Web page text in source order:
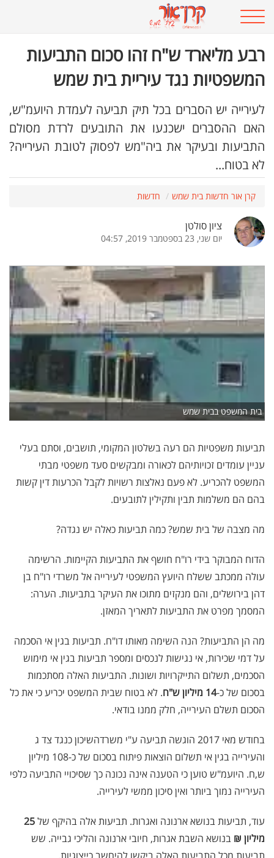
רבע מליארד ש"ח זהו סכום התביעות
המשפטיות נגד עיריית בית שמש
לעירייה יש הסברים בכל תיק תביעה לעמדת היועמ"ש,
האם ההסברים ישכנעו את התובעים לרדת מסולם
התביעות ובעיקר את ביה"מש לפסוק לטובת העירייה?
לא בטוח...
קרן אור חדשות בית שמש חדשות
ציון סולטן
יום שני, 23 בספטמבר 2019, 04:57
בית המשפט בבית שמש
תביעות משפטיות הם רעה בשלטון המקומי, תושבים, וסתם בעלי
עניין עומדים זכויותיהם לכאורה ומבקשים סעד משפטי מבתי
המשפט להכריע. לא פעם נאלצות רשויות לקבל הכרעות דין קשות
בהם הם משלמות תבין ותקילין לתובעים.
מה מצבה של בית שמש? כמה תביעות כאלה יש נגדה?
הדוח המבוקר בידי רו"ח חושף את התביעות הקיימות. הרשימה
עולה ממכתב ששלח היועץ המשפטי לעירייה אל משרדי רו"ח בן
דהן בירושלים, והם מנקזים מתוכו את העיקר בתביעות. הערה:
המסמך מפרט את התביעות לתאריך המאזן.
מה הן התביעות? הנה השימה מאותו דו"ח. תביעות בגין אי הסכמה
על דמי שכירות, אי נגישות לנכסים ומספר תביעות בגין אי מימוש
הסכמים, תשלום התייקרויות ושונות. התביעות האלה מסתכמות
בסכום של כ-14 מיליון ש"ח
. לא בטוח שבית המשפט יכריע כי את כל
הסכום תשלם העירייה, חלק ממנו בודאי.
בחודש מאי 2017 הוגשה תביעה ע"י משרדהשיכון כנגד צד ג
והעירייה בגין אי תשלום הוצאות פיתוח בסכום של כ-108 מיליון
ש,ח. היועמ"ש טוען כי הטענה אינה נכונה כך שסיכויי התביעה כלפי
העירייה נמוך ביותר ואין סיכון ממשי לעירייה.
עוד, תביעות בנושא ארנונה ואגרות. תביעות אלה בהיקף של25
מיליון ₪ בנושא השבת אגרות, חיובי ארנונה והליכי גבייה. שש
תביעות מכל התביעות האלה ביקשו להיחשב כייצוגיות.